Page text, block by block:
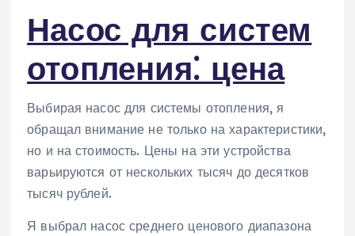
Насос для систем
отопления⁚ цена
Выбирая насос для системы отопления, я
обращал внимание не только на характеристики,
но и на стоимость. Цены на эти устройства
варьируются от нескольких тысяч до десятков
тысяч рублей.
Я выбрал насос среднего ценового диапазона